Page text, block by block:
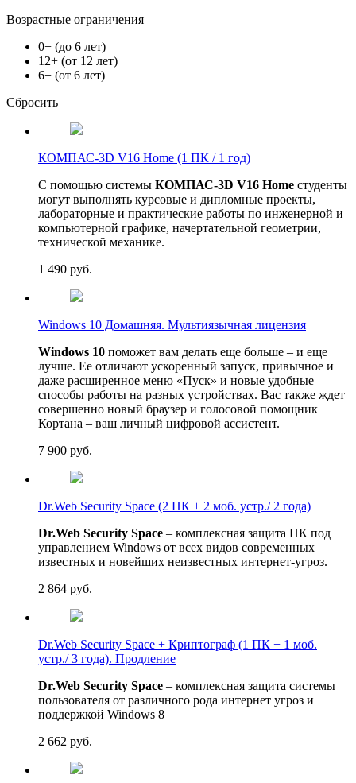
Возрастные ограничения
0+ (до 6 лет)
12+ (от 12 лет)
6+ (от 6 лет)
Сбросить
КОМПАС-3D V16 Home (1 ПК / 1 год)
С помощью системы КОМПАС-3D V16 Home студенты
могут выполнять курсовые и дипломные проекты,
лабораторные и практические работы по инженерной и
компьютерной графике, начертательной геометрии,
технической механике.
1 490 руб.
Windows 10 Домашняя. Мультиязычная лицензия
Windows 10 поможет вам делать еще больше – и еще
лучше. Ее отличают ускоренный запуск, привычное и
даже расширенное меню «Пуск» и новые удобные
способы работы на разных устройствах. Вас также ждет
совершенно новый браузер и голосовой помощник
Кортана – ваш личный цифровой ассистент.
7 900 руб.
Dr.Web Security Space (2 ПК + 2 моб. устр./ 2 года)
Dr.Web Security Space – комплексная защита ПК под
управлением Windows от всех видов современных
известных и новейших неизвестных интернет-угроз.
2 864 руб.
Dr.Web Security Space + Криптограф (1 ПК + 1 моб.
устр./ 3 года). Продление
Dr.Web Security Space – комплексная защита системы
пользователя от различного рода интернет угроз и
поддержкой Windows 8
2 662 руб.